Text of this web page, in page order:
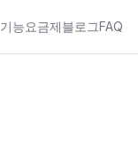
기능요금제블로그FAQ